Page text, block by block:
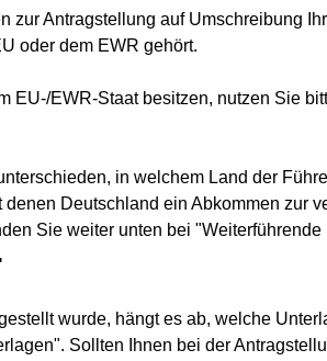
zur Antragstellung auf Umschreibung
oder dem EWR gehört.
EU-/EWR-Staat besitzen, nutzen Sie
in welchem Land der
denen Deutschland ein Abkommen zur
Sie weiter unten bei "Weiterführende
wurde, hängt es ab, welche
Sollten Ihnen bei der